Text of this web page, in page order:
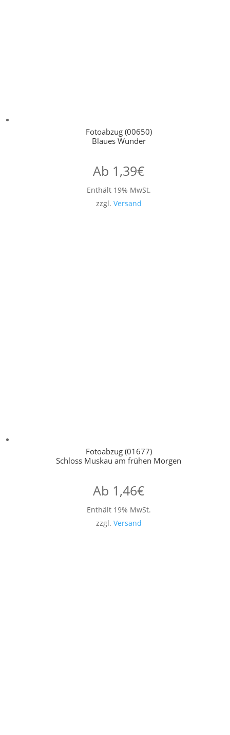
Fotoabzug (00650)
Blaues Wunder
Ab 1,39€
Enthält 19% MwSt.
zzgl. Versand
Fotoabzug (01677)
Schloss Muskau am frühen Morgen
Ab 1,46€
Enthält 19% MwSt.
zzgl. Versand